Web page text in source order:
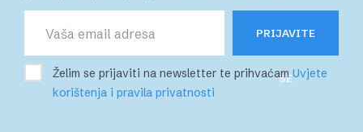
PRIJAVITE
SE
Želim se prijaviti na newsletter te prihvaćamUvjete
korištenja i pravila privatnosti